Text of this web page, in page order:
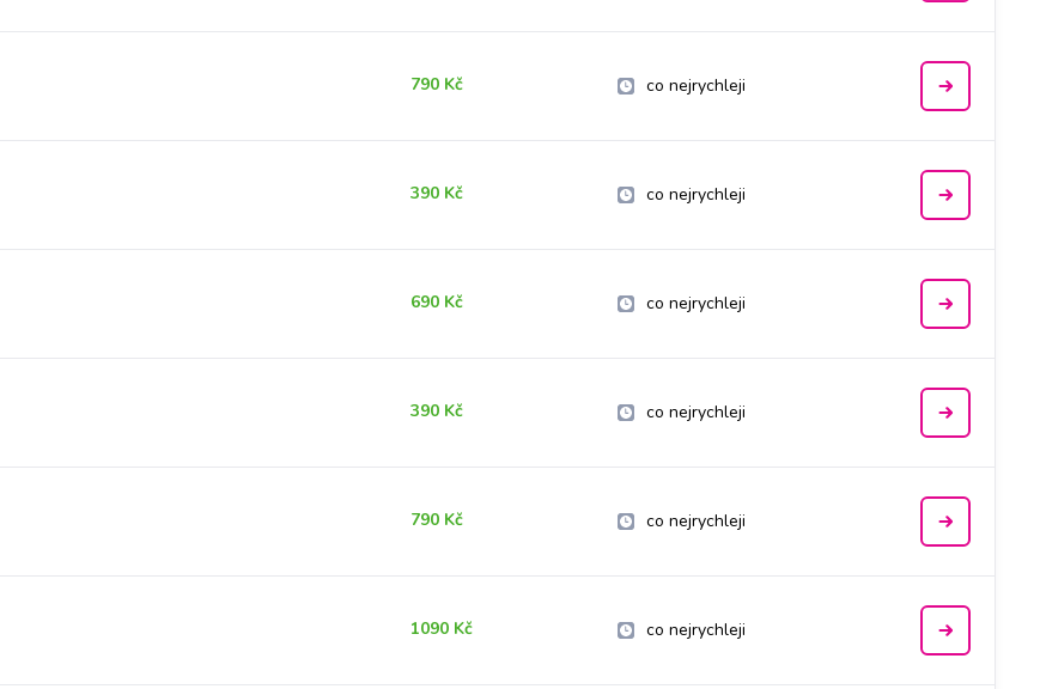
790 Kč co nejrychleji
390 Kč co nejrychleji
690 Kč co nejrychleji
390 Kč co nejrychleji
790 Kč co nejrychleji
1090 Kč co nejrychleji